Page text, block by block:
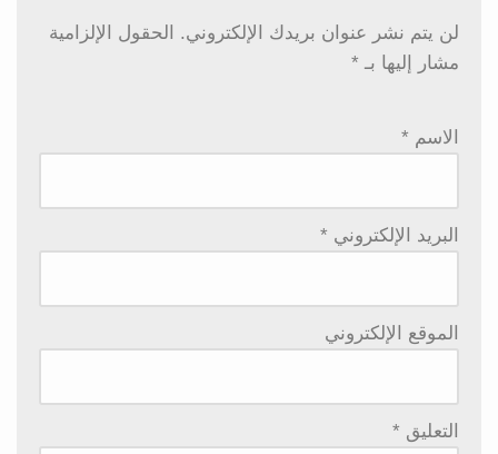
لن يتم نشر عنوان بريدك الإلكتروني.
الحقول الإلزامية
مشار إليها بـ *
الاسم *
البريد الإلكتروني *
الموقع الإلكتروني
التعليق *